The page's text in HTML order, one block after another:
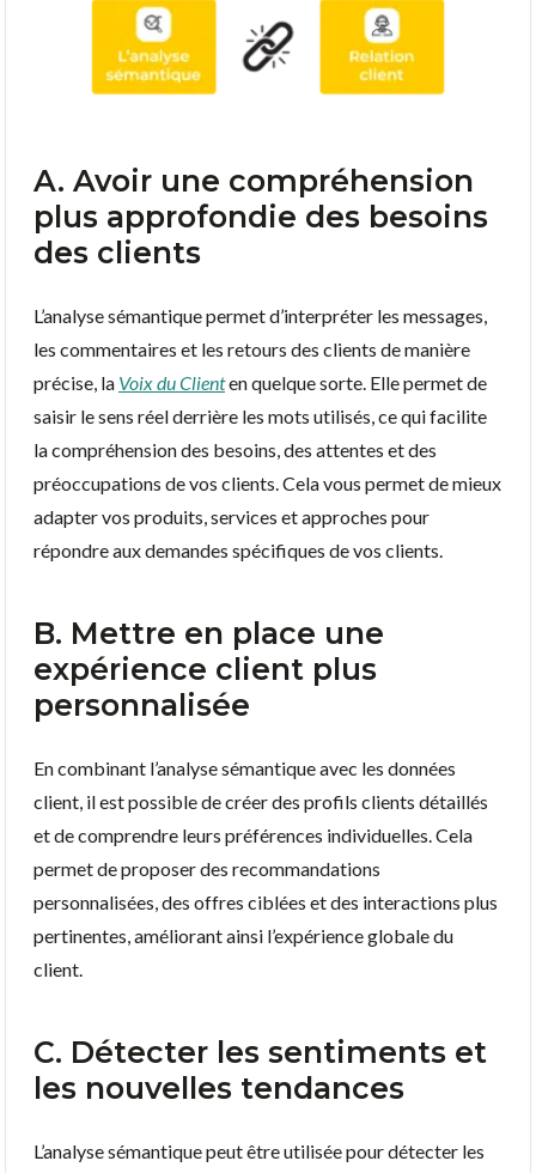
A. Avoir une compréhension
plus approfondie des besoins
des clients
L’analyse sémantique permet d’interpréter les messages,
les commentaires et les retours des clients de manière
précise, la Voix du Clienten quelque sorte. Elle permet de
saisir le sens réel derrière les mots utilisés, ce qui facilite
la compréhension des besoins, des attentes et des
préoccupations de vos clients. Cela vous permet de mieux
adapter vos produits, services et approches pour
répondre aux demandes spécifiques de vos clients.
B. Mettre en place une
expérience client plus
personnalisée
En combinant l’analyse sémantique avec les données
client, il est possible de créer des profils clients détaillés
et de comprendre leurs préférences individuelles. Cela
permet de proposer des recommandations
personnalisées, des offres ciblées et des interactions plus
pertinentes, améliorant ainsi l’expérience globale du
client.
C. Détecter les sentiments et
les nouvelles tendances
L’analyse sémantique peut être utilisée pour détecter les